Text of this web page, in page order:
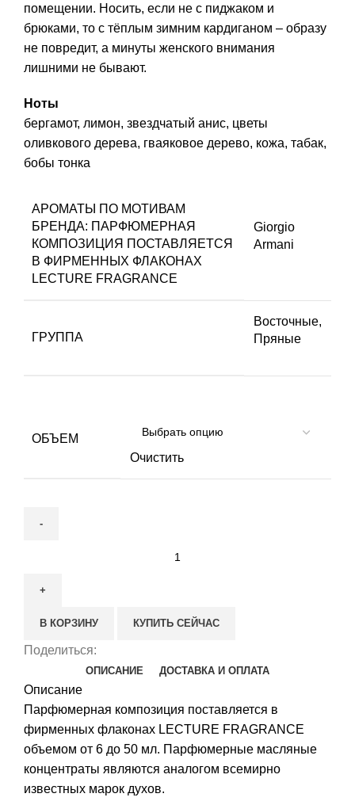
помещении. Носить, если не с пиджаком и
брюками, то с тёплым зимним кардиганом – образу
не повредит, а минуты женского внимания
лишними не бывают.
Ноты
бергамот, лимон, звездчатый анис, цветы
оливкового дерева, гваяковое дерево, кожа, табак,
бобы тонка
АРОМАТЫ ПО МОТИВАМ
БРЕНДА: ПАРФЮМЕРНАЯ
КОМПОЗИЦИЯ ПОСТАВЛЯЕТСЯ
В ФИРМЕННЫХ ФЛАКОНАХ
LECTURE FRAGRANCE
Giorgio
Armani
ГРУППА
Восточные,
Пряные
ОБЪЕМ
Очистить
Giorgio
Code
В КОРЗИНУ КУПИТЬ СЕЙЧАС
Поделиться:
ОПИСАНИЕ ДОСТАВКА И ОПЛАТА
Описание
Парфюмерная композиция поставляется в
фирменных флаконах LECTURE FRAGRANCE
объемом от 6 до 50 мл. Парфюмерные масляные
концентраты являются аналогом всемирно
известных марок духов.